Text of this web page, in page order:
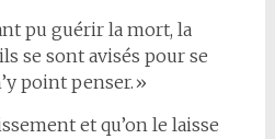
pu guérir la mort, la
se sont avisés pour se
point penser.»
et qu’on le laisse